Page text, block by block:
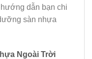
dẫn bạn chi
sàn nhựa
Ngoài Trời